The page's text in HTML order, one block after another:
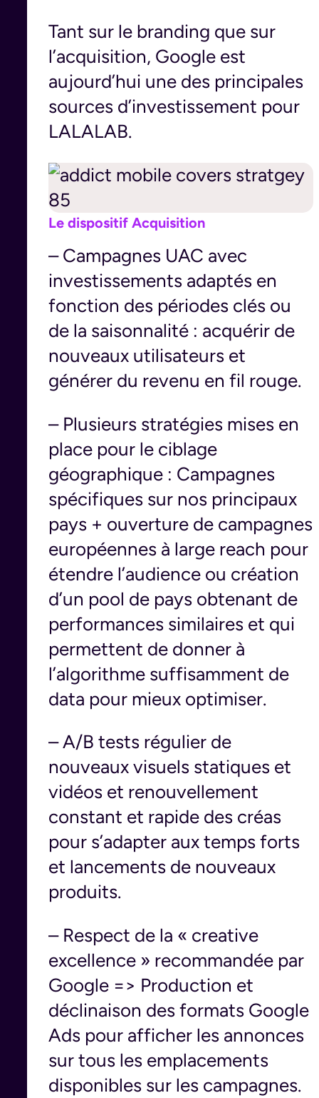
Tant sur le branding que sur
l’acquisition, Google est
aujourd’hui une des principales
sources d’investissement pour
LALALAB.
Le dispositif Acquisition
– Campagnes UAC avec
investissements adaptés en
fonction des périodes clés ou
de la saisonnalité : acquérir de
nouveaux utilisateurs et
générer du revenu en fil rouge.
– Plusieurs stratégies mises en
place pour le ciblage
géographique : Campagnes
spécifiques sur nos principaux
pays + ouverture de campagnes
européennes à large reach pour
étendre l’audience ou création
d’un pool de pays obtenant de
performances similaires et qui
permettent de donner à
l’algorithme suffisamment de
data pour mieux optimiser.
– A/B tests régulier de
nouveaux visuels statiques et
vidéos et renouvellement
constant et rapide des créas
pour s’adapter aux temps forts
et lancements de nouveaux
produits.
– Respect de la « creative
excellence » recommandée par
Google => Production et
déclinaison des formats Google
Ads pour afficher les annonces
sur tous les emplacements
disponibles sur les campagnes.